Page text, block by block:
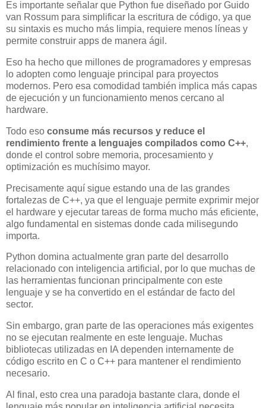
Es importante señalar que Python fue diseñado por Guido
van Rossum para simplificar la escritura de código, ya que
su sintaxis es mucho más limpia, requiere menos líneas y
permite construir apps de manera ágil.
Eso ha hecho que millones de programadores y empresas
lo adopten como lenguaje principal para proyectos
modernos. Pero esa comodidad también implica más capas
de ejecución y un funcionamiento menos cercano al
hardware.
Todo eso consume más recursos y reduce el
rendimiento frente a lenguajes compilados como C++,
donde el control sobre memoria, procesamiento y
optimización es muchísimo mayor.
Precisamente aquí sigue estando una de las grandes
fortalezas de C++, ya que el lenguaje permite exprimir mejor
el hardware y ejecutar tareas de forma mucho más eficiente,
algo fundamental en sistemas donde cada milisegundo
importa.
Python domina actualmente gran parte del desarrollo
relacionado con inteligencia artificial, por lo que muchas de
las herramientas funcionan principalmente con este
lenguaje y se ha convertido en el estándar de facto del
sector.
Sin embargo, gran parte de las operaciones más exigentes
no se ejecutan realmente en este lenguaje. Muchas
bibliotecas utilizadas en IA dependen internamente de
código escrito en C o C++ para mantener el rendimiento
necesario.
Al final, esto crea una paradoja bastante clara, donde el